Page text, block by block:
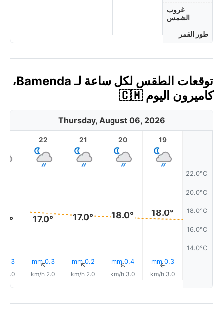
غروب
الشمس
طور القمر
توقعات الطقس لكل ساعة لـ Bamenda،
كاميرون اليوم 🇨🇲
Thursday, August 06, 2026
22.0°C
20.0°C
18.0°C
16.0°C
14.0°C
19
18.0°
0.3 mm
↑
3.0 km/h
20
18.0°
0.4 mm
↑
3.0 km/h
21
17.0°
0.2 mm
↑
2.0 km/h
22
17.0°
0.3 mm
↑
2.0 km/h
0.3 mm
2.0 km/h